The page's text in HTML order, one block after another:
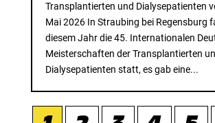
Transplantierten und Dialysepatienten
Mai 2026 In Straubing bei Regensburg
diesem Jahr die 45. Internationalen
Meisterschaften der Transplantierten
Dialysepatienten statt, es gab eine...